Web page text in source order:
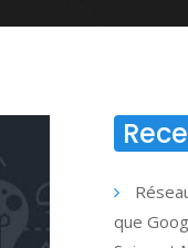
que